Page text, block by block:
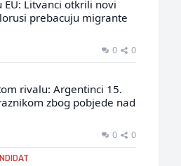
EU: Litvanci otkrili novi
prebacuju migrante
0 0
rivalu: Argentinci 15.
zbog pobjede nad
0 0